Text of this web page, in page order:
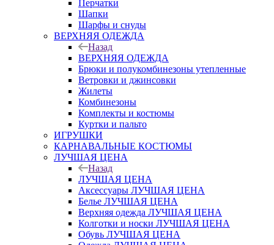
Перчатки
Шапки
Шарфы и снуды
ВЕРХНЯЯ ОДЕЖДА
Назад
ВЕРХНЯЯ ОДЕЖДА
Брюки и полукомбинезоны утепленные
Ветровки и джинсовки
Жилеты
Комбинезоны
Комплекты и костюмы
Куртки и пальто
ИГРУШКИ
КАРНАВАЛЬНЫЕ КОСТЮМЫ
ЛУЧШАЯ ЦЕНА
Назад
ЛУЧШАЯ ЦЕНА
Аксессуары ЛУЧШАЯ ЦЕНА
Белье ЛУЧШАЯ ЦЕНА
Верхняя одежда ЛУЧШАЯ ЦЕНА
Колготки и носки ЛУЧШАЯ ЦЕНА
Обувь ЛУЧШАЯ ЦЕНА